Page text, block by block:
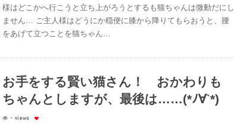
様はどこかへ行こうと立ち上がろうとするも猫ちゃんは微動だにし
ません… ご主人様はどうにか穏便に膝から降りてもらおうと、腰
をあげて立つことを猫ちゃん…
お手をする賢い猫さん！ おかわりも
ちゃんとしますが、最後は……(*ﾉ∀`*)
- views